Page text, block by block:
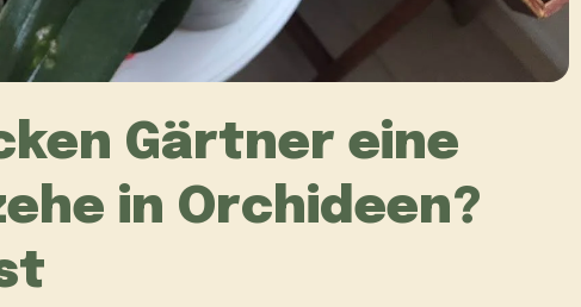
Gärtner eine
in Orchideen?